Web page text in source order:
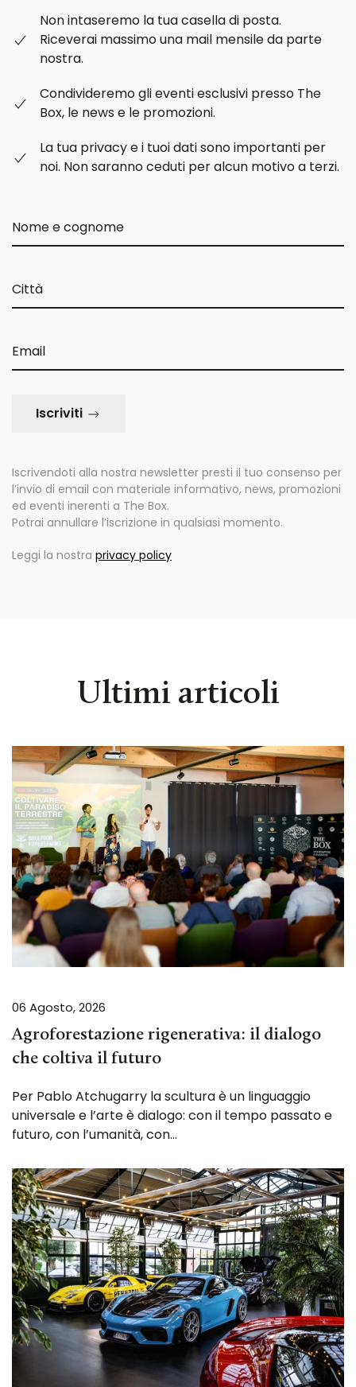
Non intaseremo la tua casella di posta.
Riceverai massimo una mail mensile da parte
nostra.
Condivideremo gli eventi esclusivi presso The
Box, le news e le promozioni.
La tua privacy e i tuoi dati sono importanti per
noi. Non saranno ceduti per alcun motivo a terzi.
Iscriviti
Iscrivendoti alla nostra newsletter presti il tuo consenso per
l’invio di email con materiale informativo, news, promozioni
ed eventi inerenti a The Box.
Potrai annullare l’iscrizione in qualsiasi momento.
Leggi la nostra privacy policy
Ultimi articoli
06 Agosto, 2026
Agroforestazione rigenerativa: il dialogo
che coltiva il futuro
Per Pablo Atchugarry la scultura è un linguaggio
universale e l’arte è dialogo: con il tempo passato e
futuro, con l’umanità, con…